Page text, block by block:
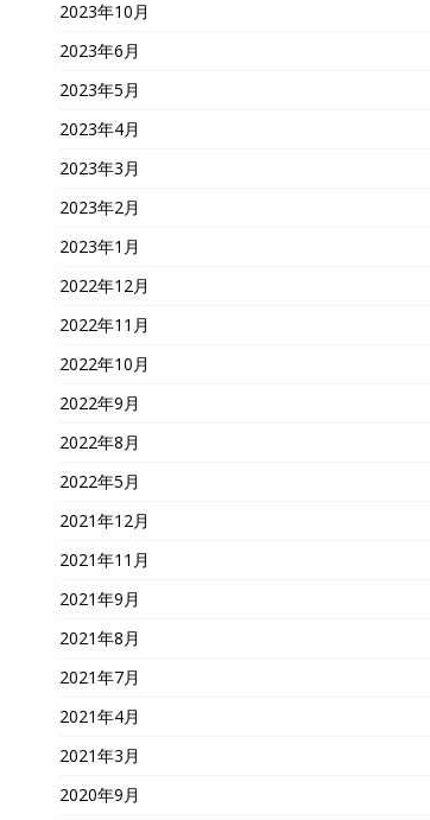
2023年10月
2023年6月
2023年5月
2023年4月
2023年3月
2023年2月
2023年1月
2022年12月
2022年11月
2022年10月
2022年9月
2022年8月
2022年5月
2021年12月
2021年11月
2021年9月
2021年8月
2021年7月
2021年4月
2021年3月
2020年9月